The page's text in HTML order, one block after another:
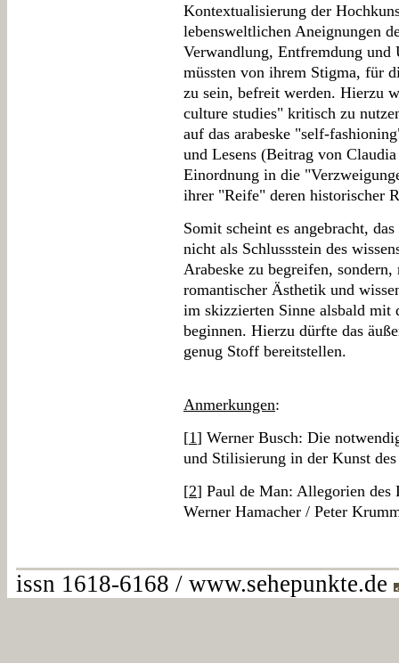
Kontextualisierung der
lebensweltlichen Aneignungen
Verwandlung, Entfremdung und
müssten von ihrem Stigma, für
zu sein, befreit werden. Hierzu
culture studies" kritisch zu
auf das arabeske "self-
und Lesens (Beitrag von
Einordnung in die
ihrer "Reife" deren historischer
Somit scheint es angebracht,
nicht als Schlussstein des
Arabeske zu begreifen,
romantischer Ästhetik und
im skizzierten Sinne alsbald mit
beginnen. Hierzu dürfte das
genug Stoff bereitstellen.
Anmerkungen:
[1] Werner Busch: Die
und Stilisierung in der Kunst
[2] Paul de Man: Allegorien des
Werner Hamacher / Peter
issn 1618-6168 / www.sehepunkte.de